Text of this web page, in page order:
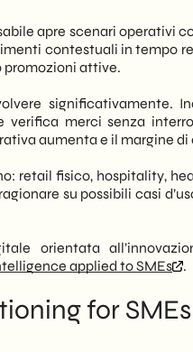
apre scenari operativi
contestuali in tempo
promozioni attive.
significativamente.
merci senza
aumenta e il margine di
retail fisico, hospitality,
su possibili casi
orientata
applied to SMEs .
for SMEs